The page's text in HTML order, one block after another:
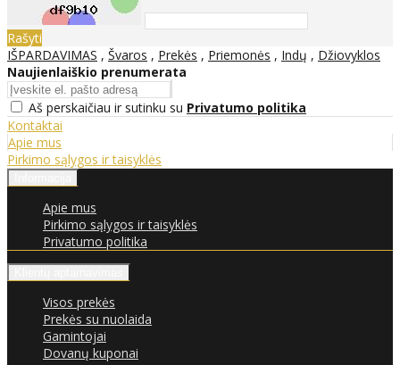
Rašyti
IŠPARDAVIMAS , Švaros , Prekės , Priemonės , Indų , Džiovyklos
Naujienlaiškio prenumerata
Aš perskaičiau ir sutinku su Privatumo politika
Kontaktai
Apie mus
Pirkimo sąlygos ir taisyklės
Apie mus
Pirkimo sąlygos ir taisyklės
Privatumo politika
Visos prekės
Prekės su nuolaida
Gamintojai
Dovanų kuponai